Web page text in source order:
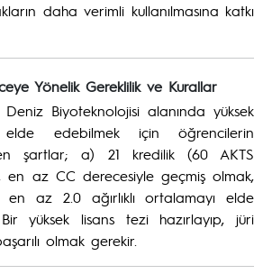
daha verimli kullanılmasına katkı
Yönelik Gereklilik ve Kurallar
Biyoteknolojisi alanında yüksek
edebilmek için öğrencilerin
şartlar; a) 21 kredilik (60 AKTS
en az CC derecesiyle geçmiş olmak,
az 2.0 ağırlıklı ortalamayı elde
yüksek lisans tezi hazırlayıp, jüri
olmak gerekir.